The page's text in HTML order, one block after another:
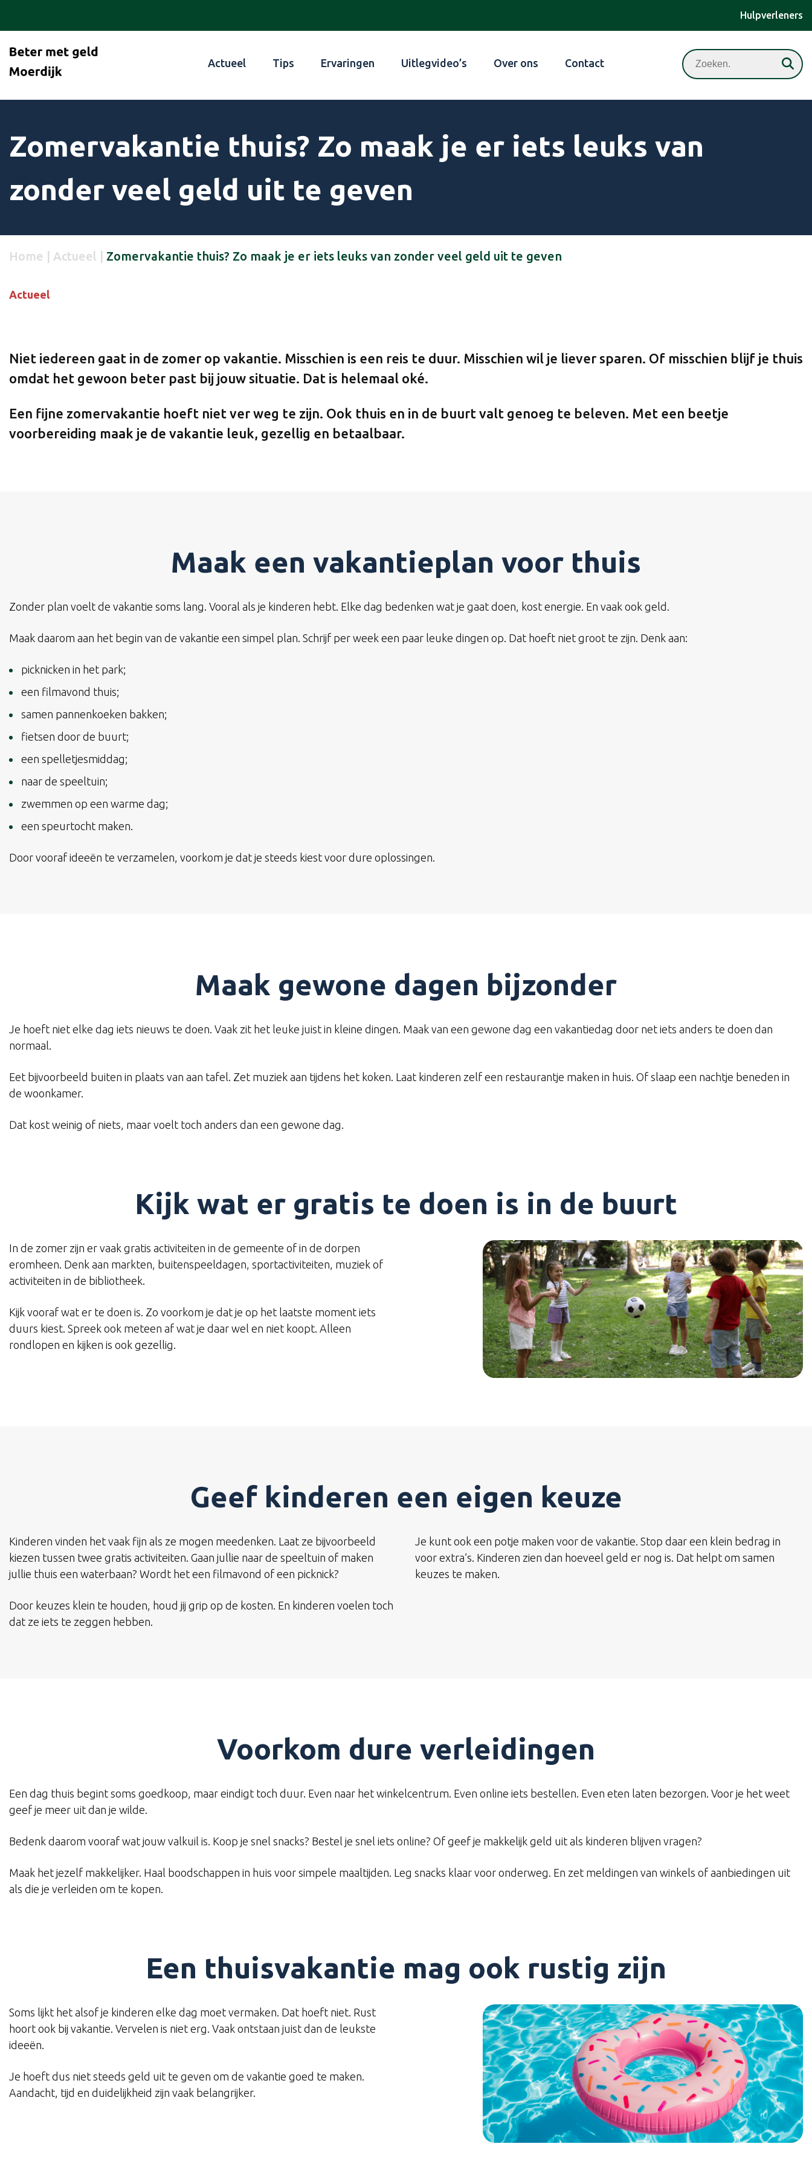
Hulpverleners
Actueel Tips Ervaringen Uitlegvideo’s Over ons Contact Zoeken
Zomervakantie thuis? Zo maak je er iets leuks van
zonder veel geld uit te geven
Home Actueel Zomervakantie thuis? Zo maak je er iets leuks van zonder veel geld uit te geven
Actueel
Niet iedereen gaat in de zomer op vakantie. Misschien is een reis te duur. Misschien wil je liever sparen. Of misschien blijf je thuis
omdat het gewoon beter past bij jouw situatie. Dat is helemaal oké.
Een fijne zomervakantie hoeft niet ver weg te zijn. Ook thuis en in de buurt valt genoeg te beleven. Met een beetje
voorbereiding maak je de vakantie leuk, gezellig en betaalbaar.
Maak een vakantieplan voor thuis
Zonder plan voelt de vakantie soms lang. Vooral als je kinderen hebt. Elke dag bedenken wat je gaat doen, kost energie. En vaak ook geld.
Maak daarom aan het begin van de vakantie een simpel plan. Schrijf per week een paar leuke dingen op. Dat hoeft niet groot te zijn. Denk aan:
picknicken in het park;
een filmavond thuis;
samen pannenkoeken bakken;
fietsen door de buurt;
een spelletjesmiddag;
naar de speeltuin;
zwemmen op een warme dag;
een speurtocht maken.
Door vooraf ideeën te verzamelen, voorkom je dat je steeds kiest voor dure oplossingen.
Maak gewone dagen bijzonder
Je hoeft niet elke dag iets nieuws te doen. Vaak zit het leuke juist in kleine dingen. Maak van een gewone dag een vakantiedag door net iets anders te doen dan
normaal.
Eet bijvoorbeeld buiten in plaats van aan tafel. Zet muziek aan tijdens het koken. Laat kinderen zelf een restaurantje maken in huis. Of slaap een nachtje beneden in
de woonkamer.
Dat kost weinig of niets, maar voelt toch anders dan een gewone dag.
Kijk wat er gratis te doen is in de buurt
In de zomer zijn er vaak gratis activiteiten in de gemeente of in de dorpen
eromheen. Denk aan markten, buitenspeeldagen, sportactiviteiten, muziek of
activiteiten in de bibliotheek.
Kijk vooraf wat er te doen is. Zo voorkom je dat je op het laatste moment iets
duurs kiest. Spreek ook meteen af wat je daar wel en niet koopt. Alleen
rondlopen en kijken is ook gezellig.
Geef kinderen een eigen keuze
Kinderen vinden het vaak fijn als ze mogen meedenken. Laat ze bijvoorbeeld
kiezen tussen twee gratis activiteiten. Gaan jullie naar de speeltuin of maken
jullie thuis een waterbaan? Wordt het een filmavond of een picknick?
Door keuzes klein te houden, houd jij grip op de kosten. En kinderen voelen toch
dat ze iets te zeggen hebben.
Je kunt ook een potje maken voor de vakantie. Stop daar een klein bedrag in
voor extra’s. Kinderen zien dan hoeveel geld er nog is. Dat helpt om samen
keuzes te maken.
Voorkom dure verleidingen
Een dag thuis begint soms goedkoop, maar eindigt toch duur. Even naar het winkelcentrum. Even online iets bestellen. Even eten laten bezorgen. Voor je het weet
geef je meer uit dan je wilde.
Bedenk daarom vooraf wat jouw valkuil is. Koop je snel snacks? Bestel je snel iets online? Of geef je makkelijk geld uit als kinderen blijven vragen?
Maak het jezelf makkelijker. Haal boodschappen in huis voor simpele maaltijden. Leg snacks klaar voor onderweg. En zet meldingen van winkels of aanbiedingen uit
als die je verleiden om te kopen.
Een thuisvakantie mag ook rustig zijn
Soms lijkt het alsof je kinderen elke dag moet vermaken. Dat hoeft niet. Rust
hoort ook bij vakantie. Vervelen is niet erg. Vaak ontstaan juist dan de leukste
ideeën.
Je hoeft dus niet steeds geld uit te geven om de vakantie goed te maken.
Aandacht, tijd en duidelijkheid zijn vaak belangrijker.